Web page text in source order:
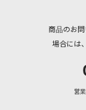
商品のお
場合には
営